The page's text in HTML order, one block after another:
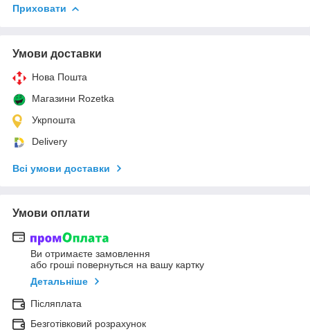
Приховати
Умови доставки
Нова Пошта
Магазини Rozetka
Укрпошта
Delivery
Всі умови доставки
Умови оплати
Ви отримаєте замовлення
або гроші повернуться на вашу картку
Детальніше
Післяплата
Безготівковий розрахунок